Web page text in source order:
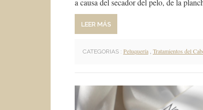
LEER MÁS
CATEGORIAS : Peluquería, Tratamientos del